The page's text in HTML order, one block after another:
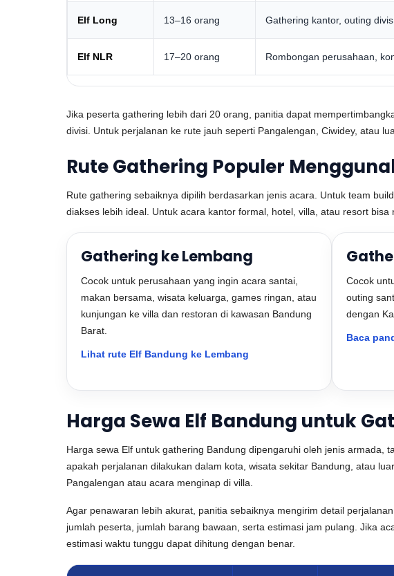
Elf Long 13–16 orang Gathering kantor, outing
Elf NLR 17–20 orang Rombongan perusahaan,
Jika peserta gathering lebih dari 20 orang, panitia dapat
divisi. Untuk perjalanan ke rute jauh seperti Pangalengan, Ciwidey, atau
Rute Gathering Populer
Rute gathering sebaiknya dipilih berdasarkan jenis acara. Untuk team
diakses lebih ideal. Untuk acara kantor formal, hotel, villa, atau resort
Gathering ke Lembang
Cocok untuk perusahaan yang ingin acara santai,
makan bersama, wisata keluarga, games ringan, atau
kunjungan ke villa dan restoran di kawasan Bandung
Barat.
Lihat rute Elf Bandung ke Lembang
Cocok
outing
dengan
Baca
Harga Sewa Elf Bandung untuk
Harga sewa Elf untuk gathering Bandung dipengaruhi oleh jenis
apakah perjalanan dilakukan dalam kota, wisata sekitar Bandung, atau
Pangalengan atau acara menginap di villa.
Agar penawaran lebih akurat, panitia sebaiknya mengirim detail
jumlah peserta, jumlah barang bawaan, serta estimasi jam pulang. Jika
estimasi waktu tunggu dapat dihitung dengan benar.